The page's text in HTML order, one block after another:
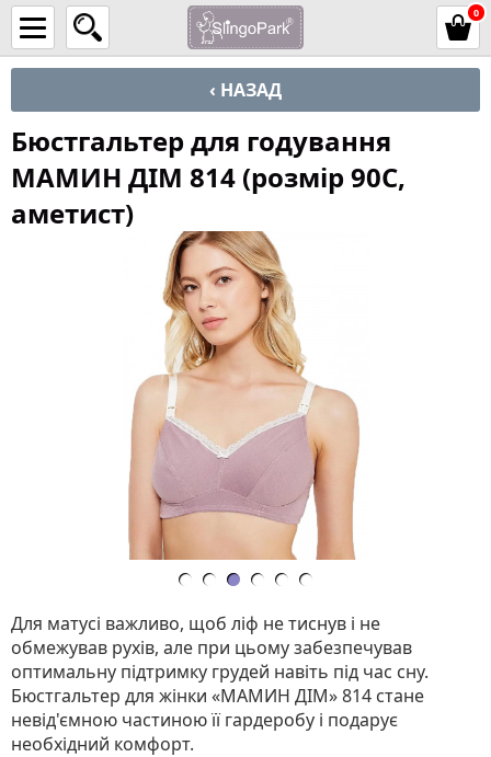
0
‹ НАЗАД
Бюстгальтер для годування
МАМИН ДІМ 814 (розмір 90C,
аметист)
Для матусі важливо, щоб ліф не тиснув і не
обмежував рухів, але при цьому забезпечував
оптимальну підтримку грудей навіть під час сну.
Бюстгальтер для жінки «МАМИН ДІМ» 814 стане
невід'ємною частиною її гардеробу і подарує
необхідний комфорт.